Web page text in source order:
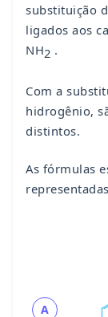
substituição
ligados aos
NH2 .
Com a
hidrogênio,
distintos.
As fórmulas
A